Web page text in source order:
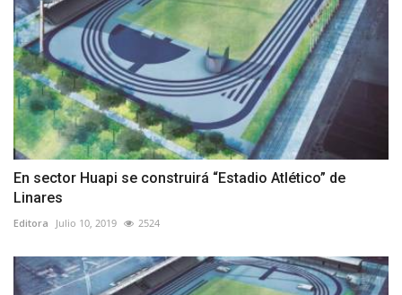
En sector Huapi se construirá “Estadio Atlético” de
Linares
Editora Julio 10, 2019 2524